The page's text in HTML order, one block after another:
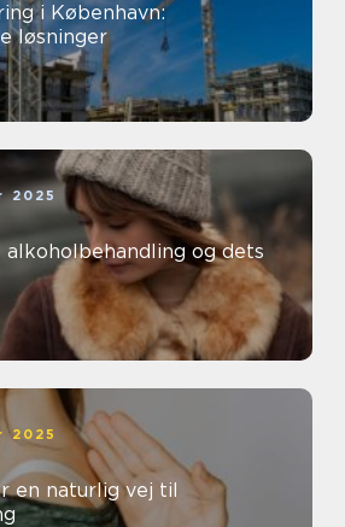
i København:
løsninger
2025
alkoholbehandling og dets
2025
en naturlig vej til